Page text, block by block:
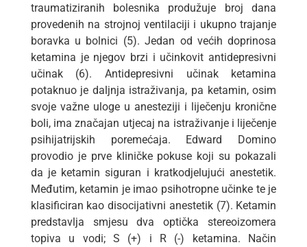
traumatiziranih bolesnika produžuje broj dana
provedenih na strojnoj ventilaciji i ukupno trajanje
boravka u bolnici (5). Jedan od većih doprinosa
ketamina je njegov brzi i učinkovit antidepresivni
učinak (6). Antidepresivni učinak ketamina
potaknuo je daljnja istraživanja, pa ketamin, osim
svoje važne uloge u anesteziji i liječenju kronične
boli, ima značajan utjecaj na istraživanje i liječenje
psihijatrijskih poremećaja. Edward Domino
provodio je prve kliničke pokuse koji su pokazali
da je ketamin siguran i kratkodjelujući anestetik.
Međutim, ketamin je imao psihotropne učinke te je
klasificiran kao disocijativni anestetik (7). Ketamin
predstavlja smjesu dva optička stereoizomera
topiva u vodi; S (+) i R (-) ketamina. Način